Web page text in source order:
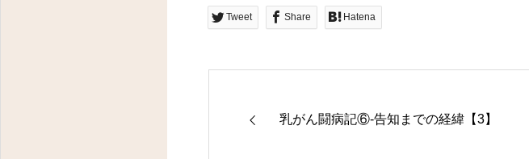
Tweet Share Hatena
乳がん闘病記⑥-告知までの経緯【3】